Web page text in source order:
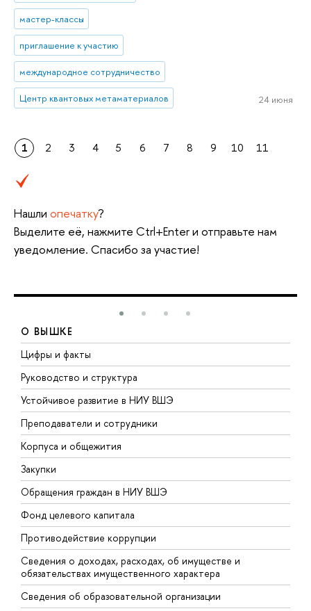
мастер-классы
приглашение к участию
международное сотрудничество
Центр квантовых метаматериалов 24 июня
1 2 3 4 5 6 7 8 9 10 11
Нашли опечатку?
Выделите её, нажмите Ctrl+Enter и отправьте нам
уведомление. Спасибо за участие!
О ВЫШКЕ
Цифры и факты
Руководство и структура
Устойчивое развитие в НИУ ВШЭ
Преподаватели и сотрудники
Корпуса и общежития
Закупки
Обращения граждан в НИУ ВШЭ
Фонд целевого капитала
Противодействие коррупции
Сведения о доходах, расходах, об имуществе и
обязательствах имущественного характера
Сведения об образовательной организации